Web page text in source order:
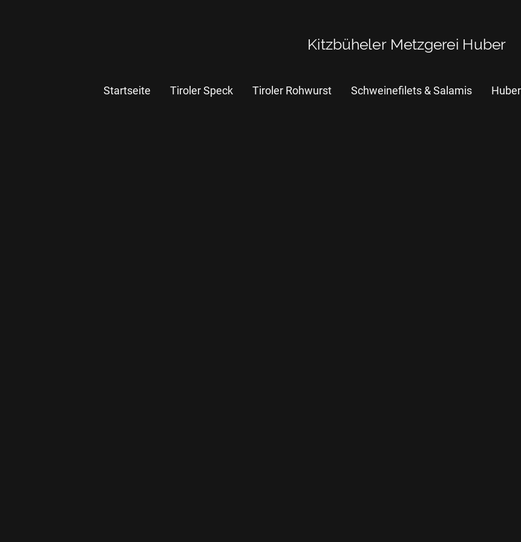
Kitzbüheler Metzgerei Huber
Startseite Tiroler Speck Tiroler Rohwurst Schweinefilets & Salamis